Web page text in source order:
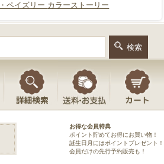
ペイズリー カラーストーリー
お得な会員特典
ポイント貯めてお得にお買い物！
誕生日月にはポイントプレゼント！
会員だけの先行予約販売も！